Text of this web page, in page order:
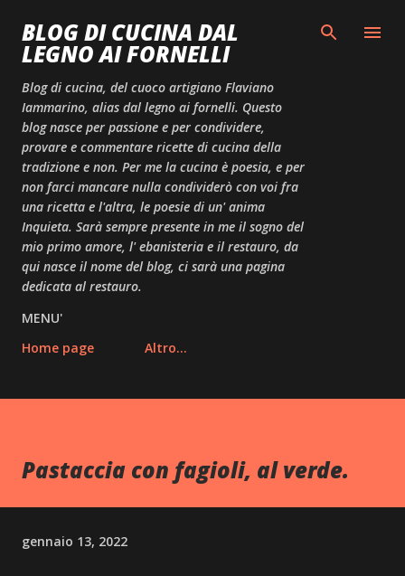
Passa ai contenuti principali
BLOG DI CUCINA DAL
LEGNO AI FORNELLI
Blog di cucina, del cuoco artigiano Flaviano
Iammarino, alias dal legno ai fornelli. Questo
blog nasce per passione e per condividere,
provare e commentare ricette di cucina della
tradizione e non. Per me la cucina è poesia, e per
non farci mancare nulla condividerò con voi fra
una ricetta e l'altra, le poesie di un' anima
Inquieta. Sarà sempre presente in me il sogno del
mio primo amore, l' ebanisteria e il restauro, da
qui nasce il nome del blog, ci sarà una pagina
dedicata al restauro.
MENU'
Home page
Altro…
Pastaccia con fagioli, al verde.
gennaio 13, 2022